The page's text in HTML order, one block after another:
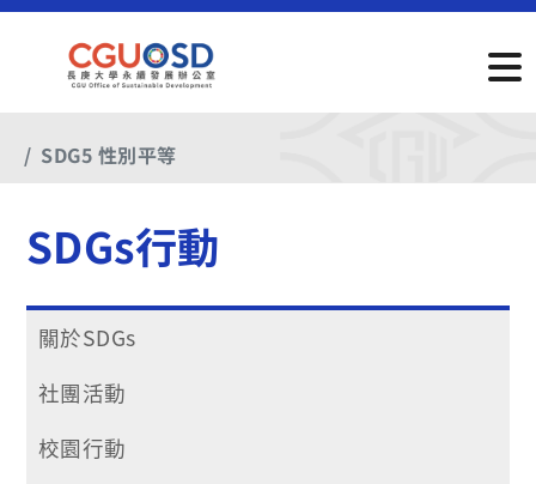
SDGs行動 SDGs佐證
SDG5 性別平等
SDGs行動
關於SDGs
社團活動
校園行動